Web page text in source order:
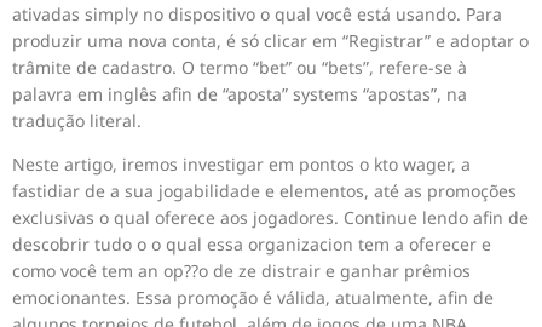
ativadas simply no dispositivo o qual você está usando. Para
produzir uma nova conta, é só clicar em “Registrar” e adoptar o
trâmite de cadastro. O termo “bet” ou “bets”, refere-se à
palavra em inglês afin de “aposta” systems “apostas”, na
tradução literal.
Neste artigo, iremos investigar em pontos o kto wager, a
fastidiar de a sua jogabilidade e elementos, até as promoções
exclusivas o qual oferece aos jogadores. Continue lendo afin de
descobrir tudo o o qual essa organizacion tem a oferecer e
como você tem an op??o de ze distrair e ganhar prêmios
emocionantes. Essa promoção é válida, atualmente, afin de